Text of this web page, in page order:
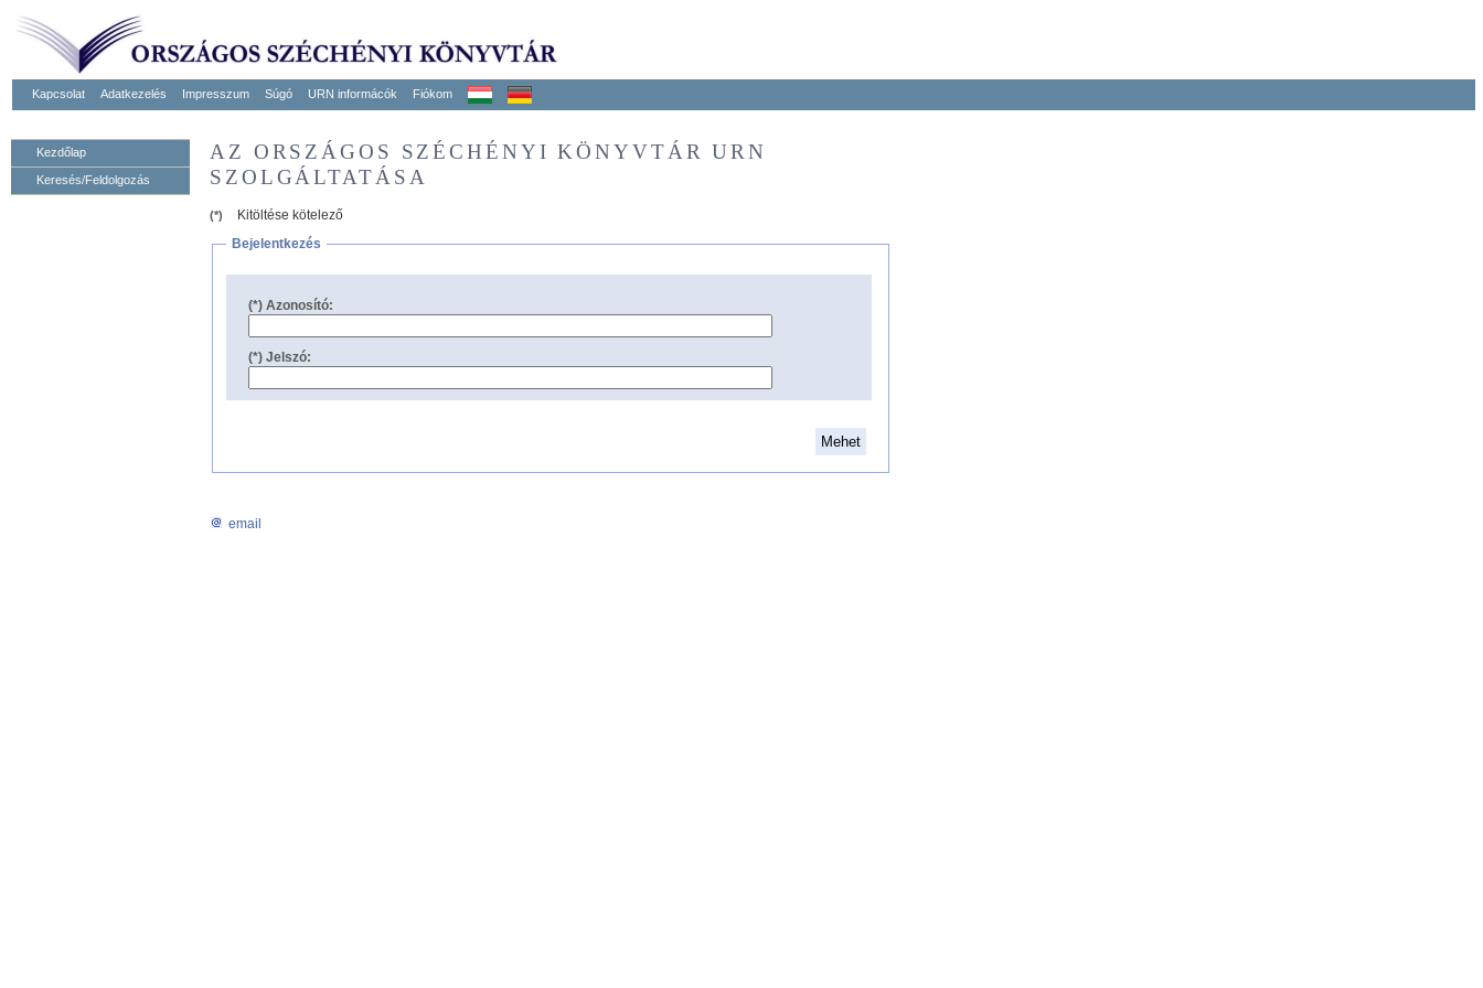
Kapcsolat Adatkezelés Impresszum Súgó URN informácók Fiókom
Kezdőlap
Keresés/Feldolgozás
AZ ORSZÁGOS SZÉCHÉNYI KÖNYVTÁR URN
SZOLGÁLTATÁSA
(*)
Kitöltése kötelező
Bejelentkezés
(*) Azonosító:
(*) Jelszó:
email